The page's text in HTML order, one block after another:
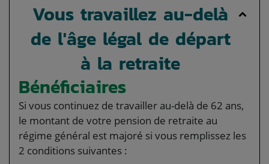
Vous travaillez au-delà
de l'âge légal de départ
à la retraite
Bénéficiaires
Si vous continuez de travailler au-delà de 62 ans,
le montant de votre pension de retraite au
régime général est majoré si vous remplissez les
2 conditions suivantes :